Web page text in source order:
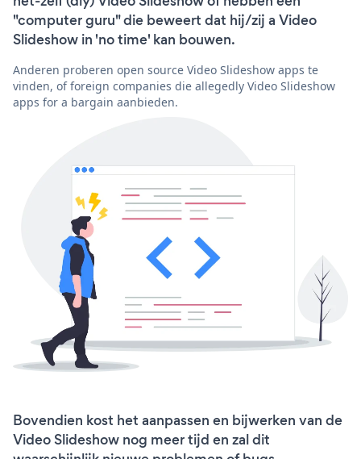
"computer guru" die beweert dat hij/zij a Video
Slideshow in 'no time' kan bouwen.
Anderen proberen open source Video Slideshow apps te
vinden, of foreign companies die allegedly Video Slideshow
apps for a bargain aanbieden.
Bovendien kost het aanpassen en bijwerken van de
Video Slideshow nog meer tijd en zal dit